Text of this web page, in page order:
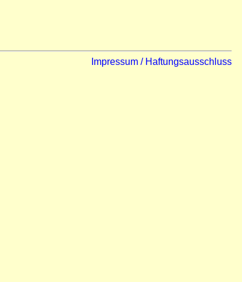
Impressum / Haftungsausschluss